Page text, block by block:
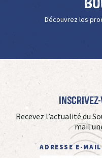
Découvrez les
Recevez l’actualité du
mail
ADRESSE E-MAIL